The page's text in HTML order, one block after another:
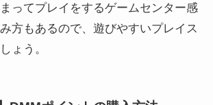
ってプレイをするゲームセンター感
方もあるので、遊びやすいプレイス
ょう。